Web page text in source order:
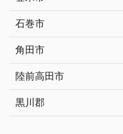
石巻市
角田市
陸前高田市
黒川郡